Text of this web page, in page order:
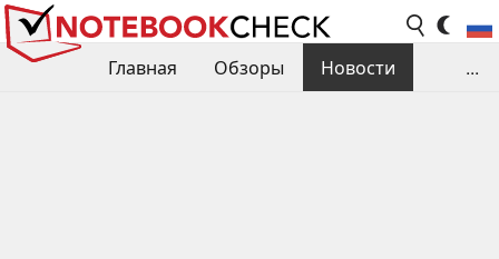
Главная Обзоры
Новости
...